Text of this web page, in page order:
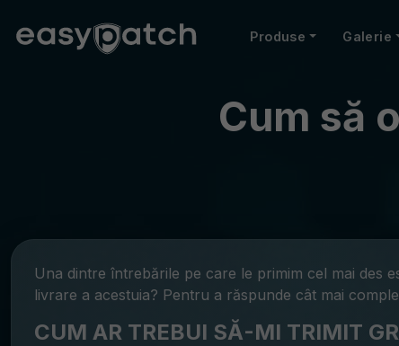
Produse Galerie
Cum să
Una dintre întrebările pe care le primim cel mai des
livrare a acestuia? Pentru a răspunde cât mai
CUM AR TREBUI SĂ-MI TRIMIT